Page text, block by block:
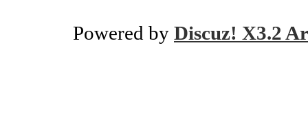
Powered by Discuz! X3.2